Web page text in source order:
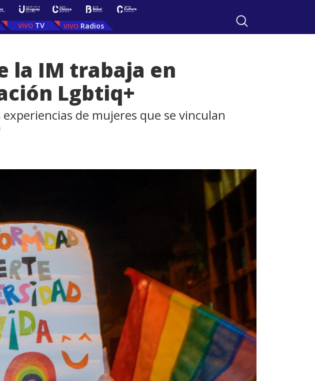
TV Radios
la IM trabaja en
Lgbtiq+
de mujeres que se vinculan